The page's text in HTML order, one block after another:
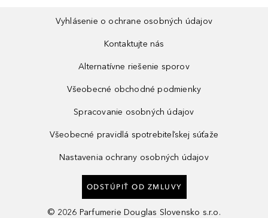
Vyhlásenie o ochrane osobných údajov
Kontaktujte nás
Alternatívne riešenie sporov
Všeobecné obchodné podmienky
Spracovanie osobných údajov
Všeobecné pravidlá spotrebiteľskej súťaže
Nastavenia ochrany osobných údajov
ODSTÚPIŤ OD ZMLUVY
© 2026 Parfumerie Douglas Slovensko s.r.o.